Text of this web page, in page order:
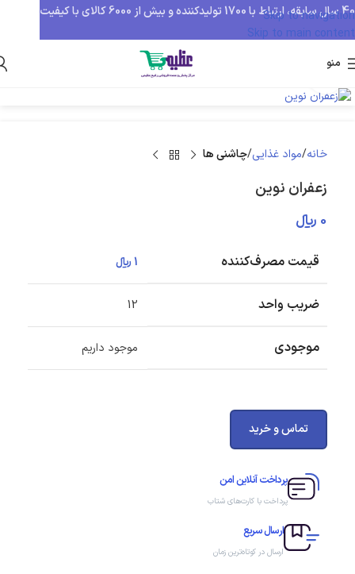
Skip to navigation
Skip to main content
منو
خانه مواد غذایی چاشنی ها
زعفران نوین
0 ﷼
قیمت مصرف‌کننده 1﷼
ضریب واحد 12
موجودی موجود داریم
تماس و خرید
پرداخت آنلاین امن
پرداخت با کارت‌های شتاب
ارسال سریع
ارسال در کوتاه‌ترین زمان
40 سال سابقه، ارتباط با 1700 تولیدکننده و بیش از 6000 کالای با کیفیت